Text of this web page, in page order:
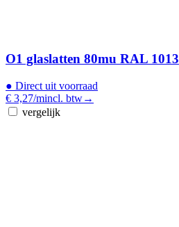
O1 glaslatten 80mu RAL 1013
● Direct uit voorraad
€ 3,27/mincl. btw→
vergelijk